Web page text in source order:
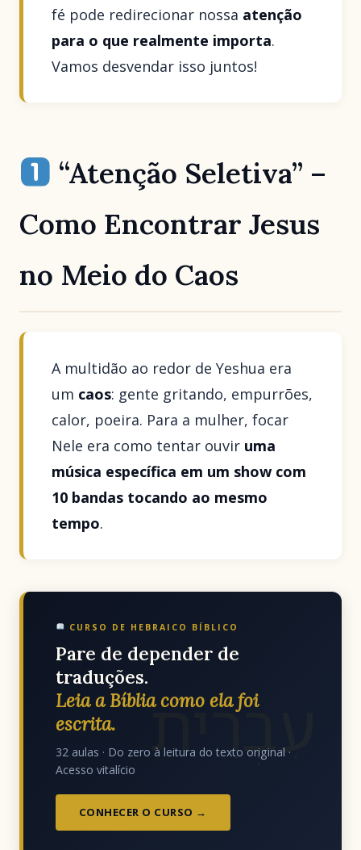
fé pode redirecionar nossa atenção
para o que realmente importa.
Vamos desvendar isso juntos!
“Atenção Seletiva” –
Como Encontrar Jesus
no Meio do Caos
A multidão ao redor de Yeshua era
um caos: gente gritando, empurrões,
calor, poeira. Para a mulher, focar
Nele era como tentar ouvir uma
música específica em um show com
10 bandas tocando ao mesmo
tempo.
עִבְרִית
CURSO DE HEBRAICO BÍBLICO
Pare de depender de
traduções.
Leia a Bíblia como ela foi
escrita.
32 aulas · Do zero à leitura do texto original ·
Acesso vitalício
CONHECER O CURSO →